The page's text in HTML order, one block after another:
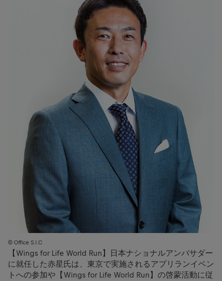
© Office S.I.C
【Wings for Life World Run】日本ナショナルアンバサダー
に就任した赤星氏は、東京で実施されるアプリランイベン
トへの参加や【Wings for Life World Run】の啓蒙活動に従